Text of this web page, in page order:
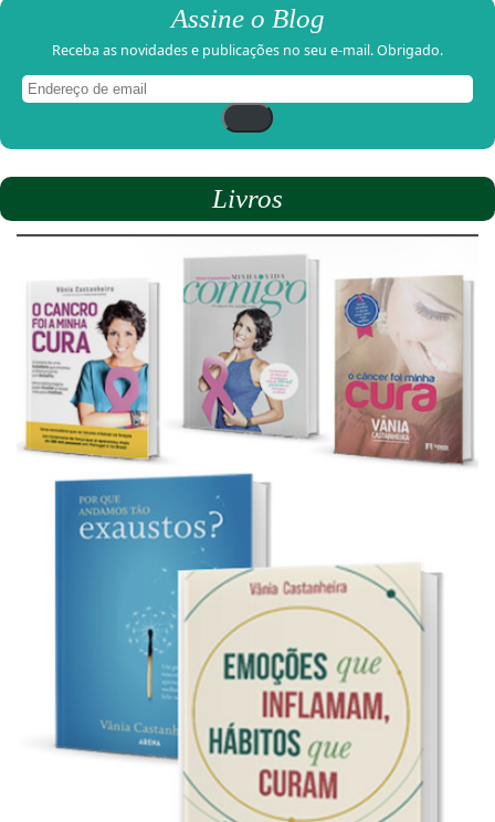
Assine o Blog
Receba as novidades e publicações no seu e-mail. Obrigado.
de
email
Livros